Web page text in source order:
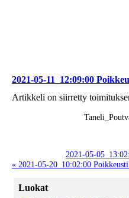
2021-05-11_12:09:00
Artikkeli on siirretty
2021-05-
« 2021-05-20_10:02:00
Luokat